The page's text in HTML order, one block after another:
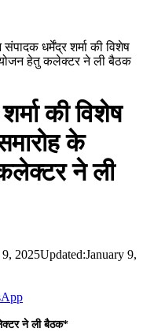
धर्मेंद्र शर्मा की विशेष
हेतु कलेक्टर ने ली बैठक
की विशेष
के
ने ली
9, 2025Updated:January 9,
ने ली बैठक*